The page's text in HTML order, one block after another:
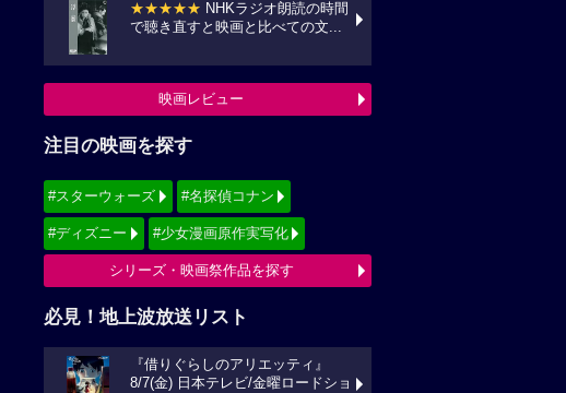
★★★★★ NHKラジオ朗読の時間
で聴き直すと映画と比べての文...
映画レビュー
注目の映画を探す
#スターウォーズ #名探偵コナン
#ディズニー #少女漫画原作実写化
シリーズ・映画祭作品を探す
必見！地上波放送リスト
『借りぐらしのアリエッティ』
8/7(金) 日本テレビ/金曜ロードショ